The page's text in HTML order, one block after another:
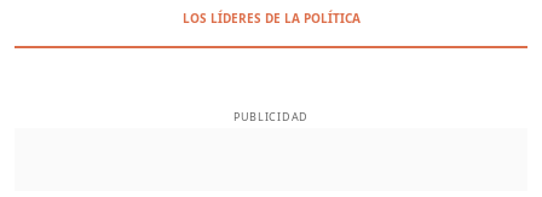
LOS LÍDERES DE LA POLÍTICA
PUBLICIDAD